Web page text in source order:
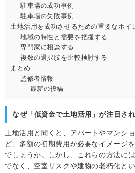
駐車場の成功事例
駐車場の失敗事例
土地活用を成功させるための重要なポイ
地域の特性と需要を把握する
専門家に相談する
複数の選択肢を比較検討する
まとめ
監修者情報
最新の投稿
なぜ「低資金で土地活用」が注目さ
土地活用と聞くと、アパートやマンシ
ど、多額の初期費用が必要なイメージ
でしょうか。しかし、これらの方法に
でなく、空室リスクや建物の老朽化と